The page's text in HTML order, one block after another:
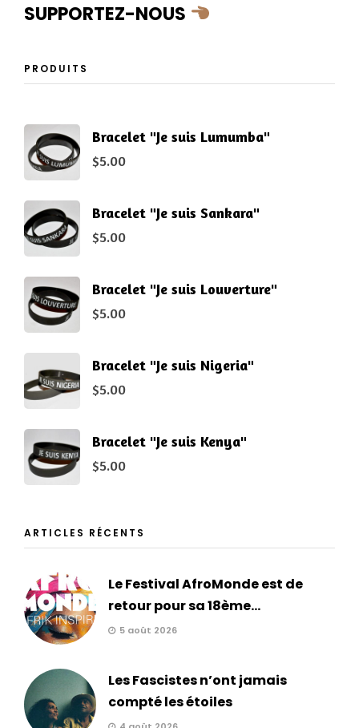
SUPPORTEZ-NOUS
PRODUITS
Bracelet "Je suis Lumumba"
$5.00
Bracelet "Je suis Sankara"
$5.00
Bracelet "Je suis Louverture"
$5.00
Bracelet "Je suis Nigeria"
$5.00
Bracelet "Je suis Kenya"
$5.00
ARTICLES RÉCENTS
Le Festival AfroMonde est de
retour pour sa 18ème...
5 août 2026
Les Fascistes n’ont jamais
compté les étoiles